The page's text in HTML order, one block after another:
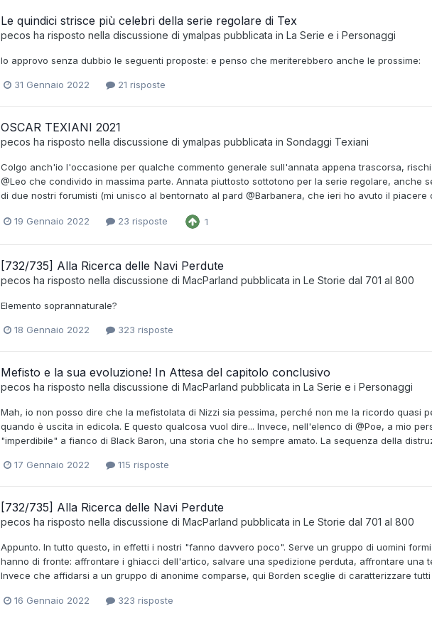
Le quindici strisce più celebri della serie regolare di Tex
pecos ha risposto nella discussione di ymalpas pubblicata in La Serie e i Personaggi
Io approvo senza dubbio le seguenti proposte: e penso che meriterebbero anche le prossime:
31 Gennaio 2022 21 risposte
OSCAR TEXIANI 2021
pecos ha risposto nella discussione di ymalpas pubblicata in Sondaggi Texiani
Colgo anch'io l'occasione per qualche commento generale sull'annata appena trascorsa,
@Leo che condivido in massima parte. Annata piuttosto sottotono per la serie regolare, anche
di due nostri forumisti (mi unisco al bentornato al pard @Barbanera, che ieri ho avuto il piacere
19 Gennaio 2022 23 risposte 1
[732/735] Alla Ricerca delle Navi Perdute
pecos ha risposto nella discussione di MacParland pubblicata in Le Storie dal 701 al 800
Elemento soprannaturale?
18 Gennaio 2022 323 risposte
Mefisto e la sua evoluzione! In Attesa del capitolo conclusivo
pecos ha risposto nella discussione di MacParland pubblicata in La Serie e i Personaggi
Mah, io non posso dire che la mefistolata di Nizzi sia pessima, perché non me la ricordo quasi
quando è uscita in edicola. E questo qualcosa vuol dire... Invece, nell'elenco di @Poe, a mio
"imperdibile" a fianco di Black Baron, una storia che ho sempre amato. La sequenza della
17 Gennaio 2022 115 risposte
[732/735] Alla Ricerca delle Navi Perdute
pecos ha risposto nella discussione di MacParland pubblicata in Le Storie dal 701 al 800
Appunto. In tutto questo, in effetti i nostri "fanno davvero poco". Serve un gruppo di uomini
hanno di fronte: affrontare i ghiacci dell'artico, salvare una spedizione perduta, affrontare una
Invece che affidarsi a un gruppo di anonime comparse, qui Borden sceglie di caratterizzare
16 Gennaio 2022 323 risposte